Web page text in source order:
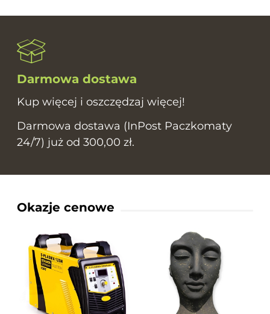
Darmowa dostawa
Kup więcej i oszczędzaj więcej!
Darmowa dostawa (InPost Paczkomaty
24/7) już od 300,00 zł.
Okazje cenowe